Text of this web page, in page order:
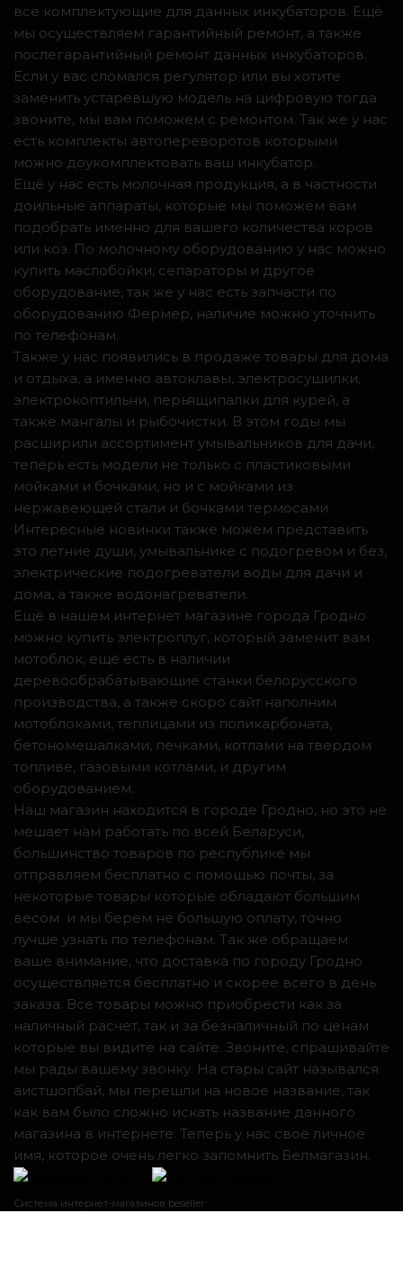
все комплектующие для данных инкубаторов. Ещё
мы осуществляем гарантийный ремонт, а также
послегарантийный ремонт данных инкубаторов.
Если у вас сломался регулятор или вы хотите
заменить устаревшую модель на цифровую тогда
звоните, мы вам поможем с ремонтом. Так же у нас
есть комплекты автопереворотов которыми
можно доукомплектовать ваш инкубатор.
Ещё у нас есть молочная продукция, а в частности
доильные аппараты, которые мы поможем вам
подобрать именно для вашего количества коров
или коз. По молочному оборудованию у нас можно
купить маслобойки, сепараторы и другое
оборудование, так же у нас есть запчасти по
оборудованию Фермер, наличие можно уточнить
по телефонам.
Также у нас появились в продаже товары для дома
и отдыха, а именно автоклавы, электросушилки,
электрокоптильни, перьящипалки для курей, а
также мангалы и рыбочистки. В этом годы мы
расширили ассортимент умывальников для дачи,
теперь есть модели не только с пластиковыми
мойками и бочками, но и с мойками из
нержавеющей стали и бочками термосами.
Интересные новинки также можем представить
это летние души, умывальнике с подогревом и без,
электрические подогреватели воды для дачи и
дома, а также водонагреватели.
Ещё в нашем интернет магазине города Гродно
можно купить электроплуг, который заменит вам
мотоблок, ещё есть в наличии
деревообрабатывающие станки белорусского
производства, а также скоро сайт наполним
мотоблоками, теплицами из поликарбоната,
бетономешалками, печками, котлами на твердом
топливе, газовыми котлами, и другим
оборудованием.
Наш магазин находится в городе Гродно, но это не
мешает нам работать по всей Беларуси,
большинство товаров по республике мы
отправляем бесплатно с помощью почты, за
некоторые товары которые обладают большим
весом и мы берем не большую оплату, точно
лучше узнать по телефонам. Так же обращаем
ваше внимание, что доставка по городу Гродно
осуществляется бесплатно и скорее всего в день
заказа. Все товары можно приобрести как за
наличный расчет, так и за безналичный по ценам
которые вы видите на сайте. Звоните, спрашивайте
мы рады вашему звонку. На стары сайт назывался
аистшопбай, мы перешли на новое название, так
как вам было сложно искать название данного
магазина в интернете. Теперь у нас свое личное
имя, которое очень легко запомнить Белмагазин.
Система интернет-магазинов beseller